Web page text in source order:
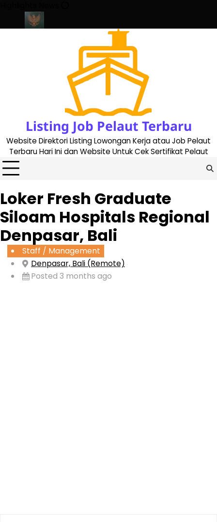
content
Listing Job Pelaut Terbaru
Website Direktori Listing Lowongan Kerja atau Job Pelaut
Terbaru Hari Ini dan Website Untuk Cek Sertifikat Pelaut
Loker Fresh Graduate
Siloam Hospitals Regional
Denpasar, Bali
Staff / Management
Denpasar, Bali (Remote)
Posted 3 months ago